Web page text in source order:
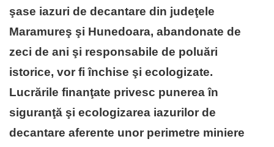
şase iazuri de decantare din judeţele
Maramureş şi Hunedoara, abandonate de
zeci de ani şi responsabile de poluări
istorice, vor fi închise şi ecologizate.
Lucrările finanţate privesc punerea în
siguranţă şi ecologizarea iazurilor de
decantare aferente unor perimetre miniere